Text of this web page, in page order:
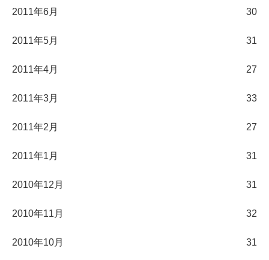
2011年6月 30
2011年5月 31
2011年4月 27
2011年3月 33
2011年2月 27
2011年1月 31
2010年12月 31
2010年11月 32
2010年10月 31